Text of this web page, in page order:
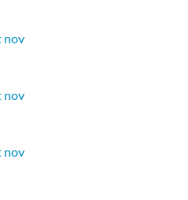
nov
nov
nov